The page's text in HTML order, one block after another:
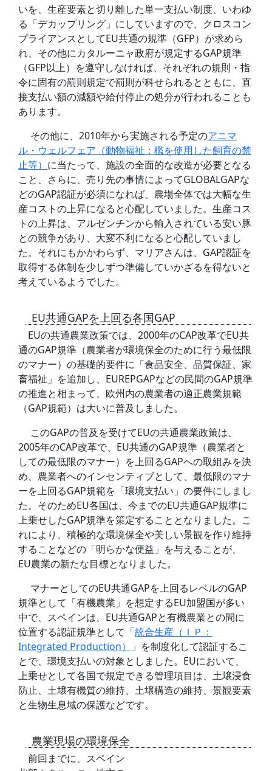
いを、生産要素と切り離した単一支払い制度、いわゆ
る「デカップリング」にしていますので、クロスコン
プライアンスとしてEU共通の規準（GFP）が求めら
れ、その他にカタルーニャ政府が規定するGAP規準
（GFP以上）を遵守しなければ、それぞれの規則・指
令に固有の罰則規定で罰則が科せられるとともに、直
接支払い額の減額や給付停止の処分が行われることも
あります。
その他に、2010年から実施される予定のアニマ
ル・ウェルフェア（動物福祉：檻を使用した飼育の禁
止等） に当たって、施設の全面的な改造が必要となる
こと、さらに、売り先の事情によってGLOBALGAPな
どのGAP認証が必須になれば、農場全体では大幅な生
産コストの上昇になると心配していました。生産コス
トの上昇は、アルゼンチンから輸入されている安い豚
との競争があり、大変不利になると心配していまし
た。それにもかかわらず、マリアさんは、GAP認証を
取得する体制を少しずつ準備していかざるを得ないと
考えているようでした。
EU共通GAPを上回る各国GAP
EUの共通農業政策では、2000年のCAP改革でEU共
通のGAP規準（農業者が環境保全のために行う最低限
のマナー）の基礎的要件に「食品安全、品質保証、家
畜福祉」を追加し、EUREPGAPなどの民間のGAP規準
の推進と相まって、欧州内の農業者の適正農業規範
（GAP規範）は大いに普及しました。
このGAPの普及を受けてEUの共通農業政策は、
2005年のCAP改革で、EU共通のGAP規準（農業者と
しての最低限のマナー）を上回るGAPへの取組みを決
め、農業者へのインセンティブとして、最低限のマナ
ーを上回るGAP規範を「環境支払い」の要件にしまし
た。そのためEU各国は、今までのEU共通GAP規準に
上乗せしたGAP規準を策定することとなりました。こ
れにより、積極的な環境保全や美しい景観を作り維持
することなどの「明らかな便益」を与えることが、
EU農業の新たな目標となりました。
マナーとしてのEU共通GAPを上回るレベルのGAP
規準として「有機農業」を想定するEU加盟国が多い
中で、スペインは、EU共通GAPと有機農業との間に
位置する認証規準として「統合生産（ＩＰ：
Integrated Production）
」を制度化して認証するこ
とで、環境支払いの対象としました。EUにおいて、
上乗せとして各国で規定できる管理項目は、土壌浸食
防止、土壌有機質の維持、土壌構造の維持、景観要素
と生物生息域の保護などです。
農業現場の環境保全
前回までに、スペイン